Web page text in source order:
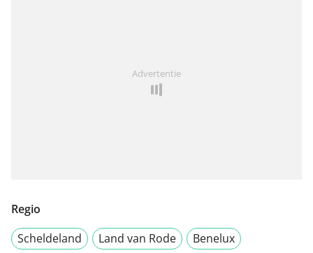
Advertentie
Regio
Scheldeland
Land van Rode
Benelux